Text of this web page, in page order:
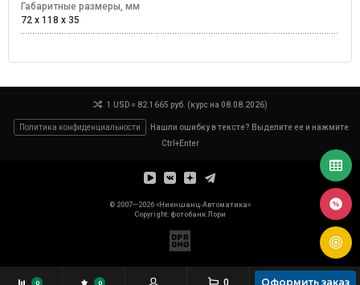
Габаритные размеры, мм
72 x 118 x 35
1 USD = 82.1665 руб. (курс на 08.08.2026)
Политика конфиденциальности
Нашли ошибку в тексте? Выделите ее и нажмите
Ctrl+Enter
© 2007—2026 «Ниеншанц-Автоматика»
Copyright: фотобанк Лори
0 0 0 Оформить заказ